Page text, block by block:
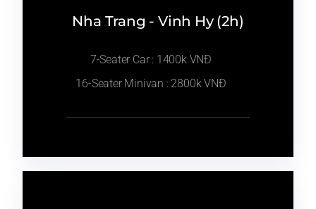
Nha Trang - Vinh Hy (2h)
7-Seater Car : 1400k VNĐ
16-Seater Minivan : 2800k VNĐ